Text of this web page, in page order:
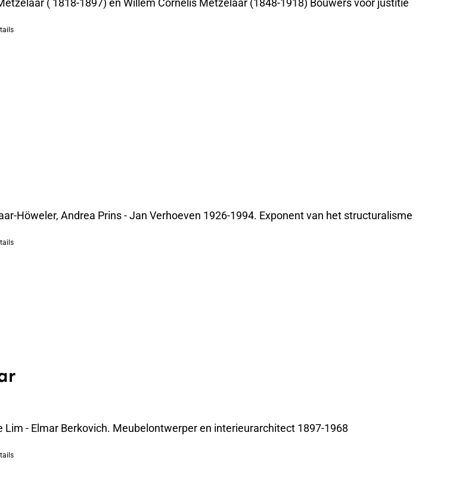
( 1818-1897) en Willem Cornelis Metzelaar (1848-1918) Bouwers voor justitie
Höweler, Andrea Prins - Jan Verhoeven 1926-1994. Exponent van het structuralisme
Lim - Elmar Berkovich. Meubelontwerper en interieurarchitect 1897-1968